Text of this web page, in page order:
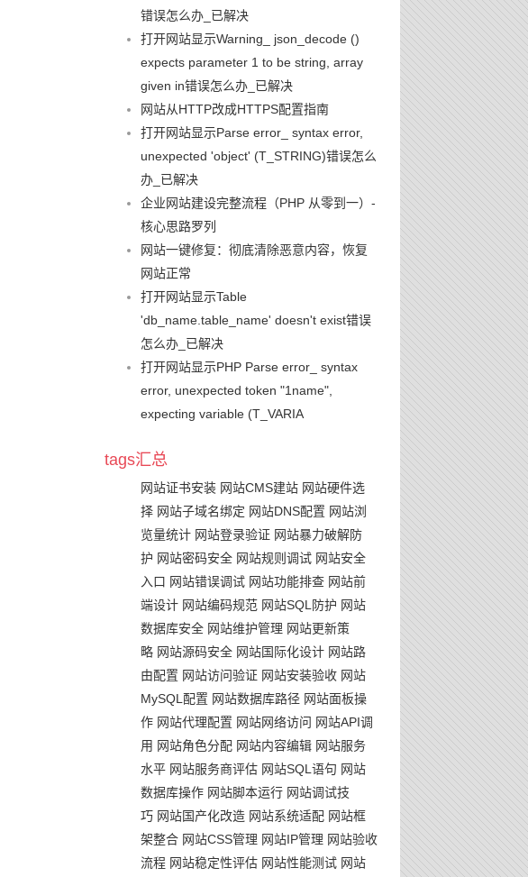
错误怎么办_已解决
打开网站显示Warning_ json_decode ()
expects parameter 1 to be string, array
given in错误怎么办_已解决
网站从HTTP改成HTTPS配置指南
打开网站显示Parse error_ syntax error,
unexpected 'object' (T_STRING)错误怎么
办_已解决
企业网站建设完整流程（PHP 从零到一）-
核心思路罗列
网站一键修复：彻底清除恶意内容，恢复
网站正常
打开网站显示Table
'db_name.table_name' doesn't exist错误
怎么办_已解决
打开网站显示PHP Parse error_ syntax
error, unexpected token "1name",
expecting variable (T_VARIA
tags汇总
网站证书安装 网站CMS建站 网站硬件选
择 网站子域名绑定 网站DNS配置 网站浏
览量统计 网站登录验证 网站暴力破解防
护 网站密码安全 网站规则调试 网站安全
入口 网站错误调试 网站功能排查 网站前
端设计 网站编码规范 网站SQL防护 网站
数据库安全 网站维护管理 网站更新策
略 网站源码安全 网站国际化设计 网站路
由配置 网站访问验证 网站安装验收 网站
MySQL配置 网站数据库路径 网站面板操
作 网站代理配置 网站网络访问 网站API调
用 网站角色分配 网站内容编辑 网站服务
水平 网站服务商评估 网站SQL语句 网站
数据库操作 网站脚本运行 网站调试技
巧 网站国产化改造 网站系统适配 网站框
架整合 网站CSS管理 网站IP管理 网站验收
流程 网站稳定性评估 网站性能测试 网站